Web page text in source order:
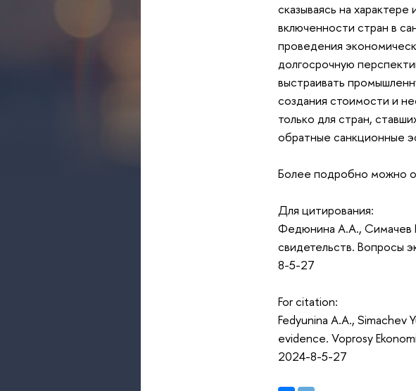
сказываясь на
включенности стран в
проведения
долгосрочную
выстраивать
создания стоимости и
только для стран,
обратные санкционные
Более подробно можно
Для цитирования:
Федюнина А.А., Симачев
свидетельств.
8-5-27
For citation:
Fedyunina A.A.,
evidence. Voprosy
2024-8-5-27